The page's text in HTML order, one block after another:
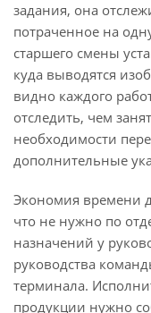
задания, она
потраченное на
старшего смены
куда выводятся
видно каждого
отследить, чем
необходимости
дополнительные
Экономия времени
что не нужно по
назначений у
руководства
терминала.
продукции нужно